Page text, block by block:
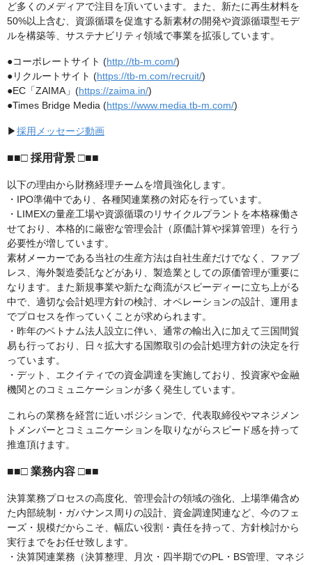
ど多くのメディアで注目を頂いています。また、新たに再生材料を
50%以上含む、資源循環を促進する新素材の開発や資源循環型モデ
ルを構築等、サステナビリティ領域で事業を拡張しています。
●コーポレートサイト (http://tb-m.com/)
●リクルートサイト (https://tb-m.com/recruit/)
●EC「ZAIMA」(https://zaima.in/)
●Times Bridge Media (https://www.media.tb-m.com/)
▶採用メッセージ動画
■■□ 採用背景 □■■
以下の理由から財務経理チームを増員強化します。
・IPO準備中であり、各種関連業務の対応を行っています。
・LIMEXの量産工場や資源循環のリサイクルプラントを本格稼働さ
せており、本格的に厳密な管理会計（原価計算や採算管理）を行う
必要性が増しています。
素材メーカーである当社の生産方法は自社生産だけでなく、ファブ
レス、海外製造委託などがあり、製造業としての原価管理が重要に
なります。また新規事業や新たな商流がスピーディーに立ち上がる
中で、適切な会計処理方針の検討、オペレーションの設計、運用ま
でプロセスを作っていくことが求められます。
・昨年のベトナム法人設立に伴い、通常の輸出入に加えて三国間貿
易も行っており、日々拡大する国際取引の会計処理方針の決定を行
っています。
・デット、エクイティでの資金調達を実施しており、投資家や金融
機関とのコミュニケーションが多く発生しています。
これらの業務を経営に近いポジションで、代表取締役やマネジメン
トメンバーとコミュニケーションを取りながらスピード感を持って
推進頂けます。
■■□ 業務内容 □■■
決算業務プロセスの高度化、管理会計の領域の強化、上場準備含め
た内部統制・ガバナンス周りの設計、資金調達関連など、今のフェ
ーズ・規模だからこそ、幅広い役割・責任を持って、方針検討から
実行までをお任せ致します。
・決算関連業務（決算整理、月次・四半期でのPL・BS管理、マネジ